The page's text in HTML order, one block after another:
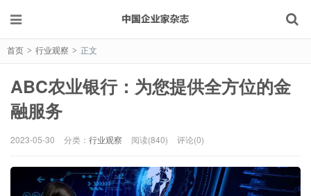
首页 > 行业观察 > 正文
ABC农业银行：为您提供全方位的金
融服务
2023-05-30 分类： 行业观察 阅读(840) 评论(0)